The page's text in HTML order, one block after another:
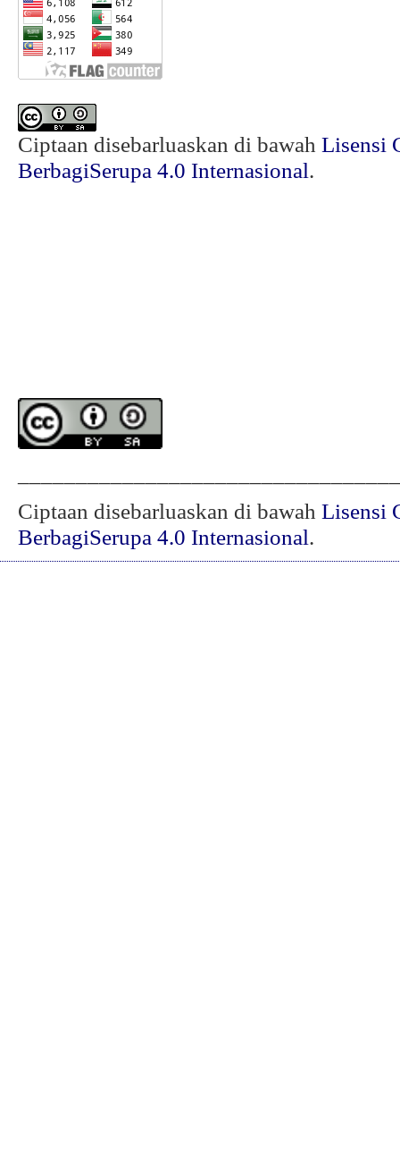
Ciptaan disebarluaskan di bawah Lisensi
BerbagiSerupa 4.0 Internasional.
Ciptaan disebarluaskan di bawah Lisensi
BerbagiSerupa 4.0 Internasional.